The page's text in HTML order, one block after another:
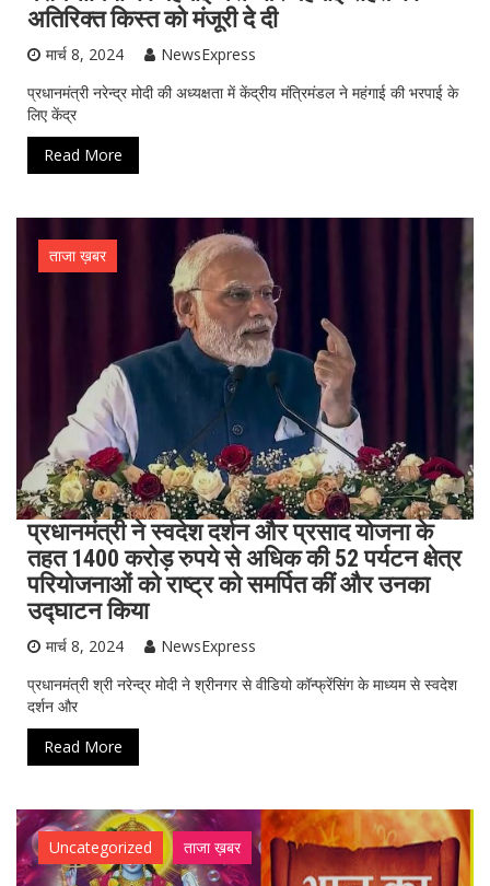
अतिरिक्त किस्त को मंजूरी दे दी
मार्च 8, 2024
NewsExpress
प्रधानमंत्री नरेन्द्र मोदी की अध्यक्षता में केंद्रीय मंत्रिमंडल ने महंगाई की भरपाई के
लिए केंद्र
Read More
ताजा ख़बर
प्रधानमंत्री ने स्वदेश दर्शन और प्रसाद योजना के
तहत 1400 करोड़ रुपये से अधिक की 52 पर्यटन क्षेत्र
परियोजनाओं को राष्ट्र को समर्पित कीं और उनका
उद्घाटन किया
मार्च 8, 2024
NewsExpress
प्रधानमंत्री श्री नरेन्द्र मोदी ने श्रीनगर से वीडियो कॉन्फ्रेंसिंग के माध्यम से स्वदेश
दर्शन और
Read More
Uncategorized ताजा ख़बर